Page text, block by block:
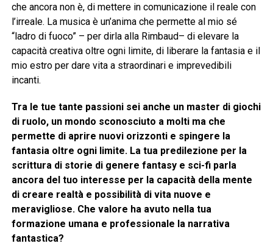
che ancora non è, di mettere in comunicazione il reale con
l’irreale. La musica è un’anima che permette al mio sé
“ladro di fuoco” – per dirla alla Rimbaud– di elevare la
capacità creativa oltre ogni limite, di liberare la fantasia e il
mio estro per dare vita a straordinari e imprevedibili
incanti.
Tra le tue tante passioni sei anche un master di giochi
di ruolo, un mondo sconosciuto a molti ma che
permette di aprire nuovi orizzonti e spingere la
fantasia oltre ogni limite. La tua predilezione per la
scrittura di storie di genere fantasy e sci-fi parla
ancora del tuo interesse per la capacità della mente
di creare realtà e possibilità di vita nuove e
meravigliose. Che valore ha avuto nella tua
formazione umana e professionale la narrativa
fantastica?